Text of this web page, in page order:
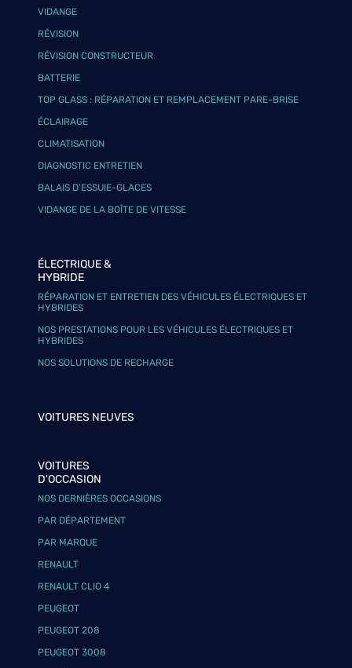
VIDANGE
RÉVISION
RÉVISION CONSTRUCTEUR
BATTERIE
TOP GLASS : RÉPARATION ET REMPLACEMENT PARE-BRISE
ÉCLAIRAGE
CLIMATISATION
DIAGNOSTIC ENTRETIEN
BALAIS D’ESSUIE-GLACES
VIDANGE DE LA BOÎTE DE VITESSE
ÉLECTRIQUE &
HYBRIDE
RÉPARATION ET ENTRETIEN DES VÉHICULES ÉLECTRIQUES ET
HYBRIDES
NOS PRESTATIONS POUR LES VÉHICULES ÉLECTRIQUES ET
HYBRIDES
NOS SOLUTIONS DE RECHARGE
VOITURES NEUVES
VOITURES
D'OCCASION
NOS DERNIÈRES OCCASIONS
PAR DÉPARTEMENT
PAR MARQUE
RENAULT
RENAULT CLIO 4
PEUGEOT
PEUGEOT 208
PEUGEOT 3008